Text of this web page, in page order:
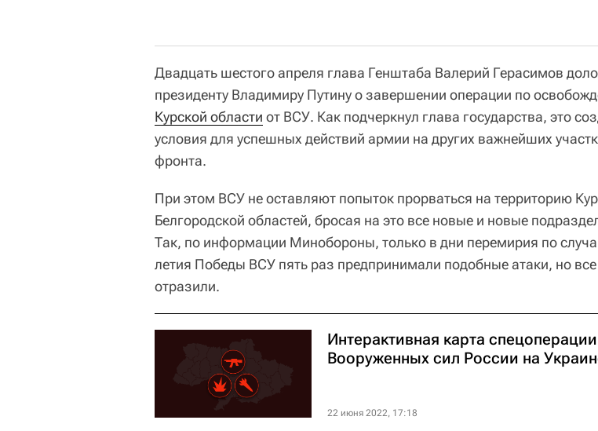
Двадцать шестого апреля глава Генштаба Валерий Герасимов
президенту Владимиру Путину о завершении операции по
Курской области от ВСУ. Как подчеркнул глава государства, это
условия для успешных действий армии на других важнейших
фронта.
При этом ВСУ не оставляют попыток прорваться на территорию
Белгородской областей, бросая на это все новые и новые
Так, по информации Минобороны, только в дни перемирия по
летия Победы ВСУ пять раз предпринимали подобные атаки, но все
отразили.
Интерактивная карта спецоперации
Вооруженных сил России на
22 июня 2022, 17:18